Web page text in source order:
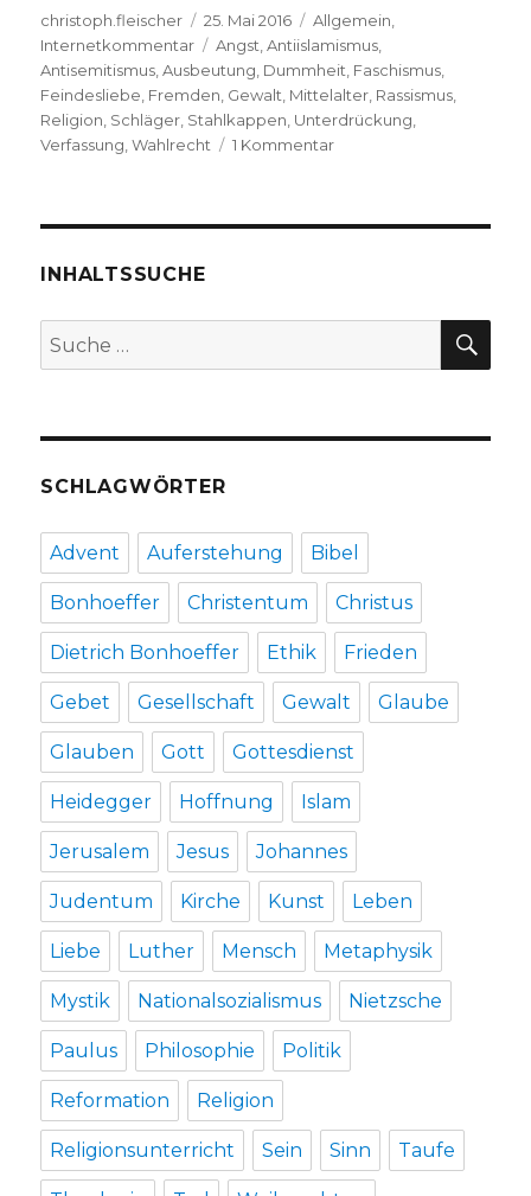
Autor
christoph.fleischer
Veröffentlicht
am
25. Mai 2016 Kategorien
Allgemein
Internetkommentar
Schlagwörter
Angst ,Antiislamismus
Antisemitismus ,Ausbeutung Dummheit Faschismus
Feindesliebe Fremden Gewalt Mittelalter Rassismus
Religion Schläger Stahlkappen Unterdrückung
Verfassung ,Wahlrecht 1 Kommentarzu
würde.
Fleischer,
INHALTSSUCHE
Suche
nach:
SCHLAGWÖRTER
Advent Auferstehung Bibel
Bonhoeffer Christentum Christus
Dietrich Bonhoeffer Ethik Frieden
Gebet Gesellschaft Gewalt Glaube
Glauben Gott Gottesdienst
Heidegger Hoffnung Islam
Jerusalem Jesus Johannes
Judentum Kirche Kunst Leben
Liebe Luther Mensch Metaphysik
Mystik Nationalsozialismus Nietzsche
Paulus Philosophie Politik
Reformation Religion
Religionsunterricht Sein Sinn Taufe